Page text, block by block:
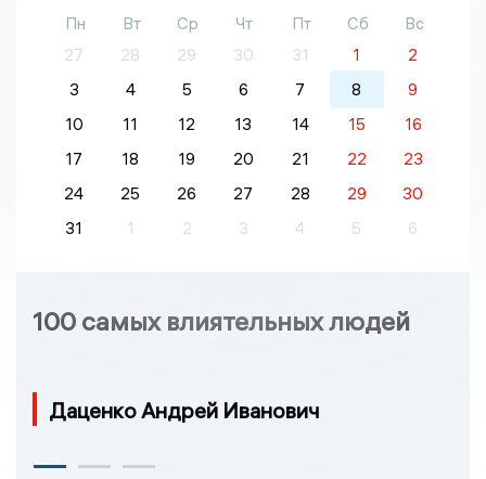
Пн Вт Ср Чт Пт Сб
Вс
27
28 29 30 31 1
2
3
4 5 6 7 8
9
10
11 12 13 14 15
16
17
18 19 20 21 22
23
24
25 26 27 28 29
30
31
1 2 3 4 5 6
100 самых влиятельных людей
Даценко Андрей Иванович